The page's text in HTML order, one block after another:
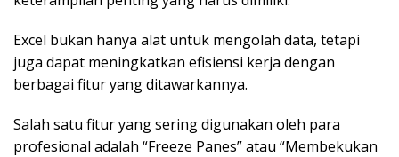
Excel bukan hanya alat untuk mengolah data, tetapi
juga dapat meningkatkan efisiensi kerja dengan
berbagai fitur yang ditawarkannya.
Salah satu fitur yang sering digunakan oleh para
profesional adalah “Freeze Panes” atau “Membekukan